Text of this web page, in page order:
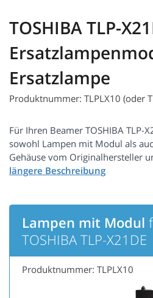
TOSHIBA TLP-
Ersatzlampe
Produktnummer: TLPLX10 (oder
Für Ihren Beamer TOSHIBA TLP-
sowohl Lampen mit Modul als
Gehäuse vom Originalhersteller
Lampen mit Modul
TOSHIBA TLP-X21DE
Produktnummer: TLPLX10